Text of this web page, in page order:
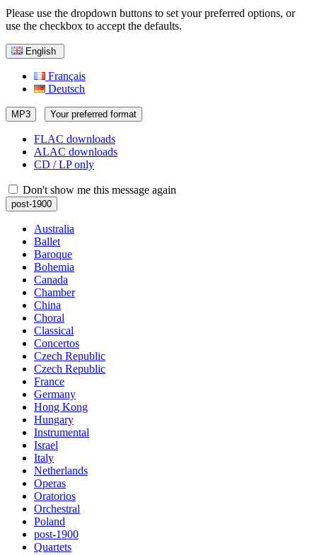
Please use the dropdown buttons to set your preferred options, or
use the checkbox to accept the defaults.
English
Français
Deutsch
MP3 Your preferred format
FLAC downloads
ALAC downloads
CD / LP only
Don't show me this message again
post-1900
Australia
Ballet
Baroque
Bohemia
Canada
Chamber
China
Choral
Classical
Concertos
Czech Republic
Czech Republic
France
Germany
Hong Kong
Hungary
Instrumental
Israel
Italy
Netherlands
Operas
Oratorios
Orchestral
Poland
post-1900
Quartets